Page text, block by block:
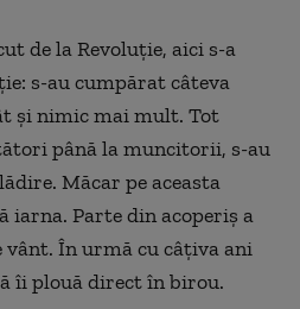
de la Revoluție, aici s-a
s-au cumpărat câteva
și nimic mai mult. Tot
până la muncitorii, s-au
Măcar pe aceasta
iarna. Parte din acoperiș a
vânt. În urmă cu câțiva ani
îi plouă direct în birou.